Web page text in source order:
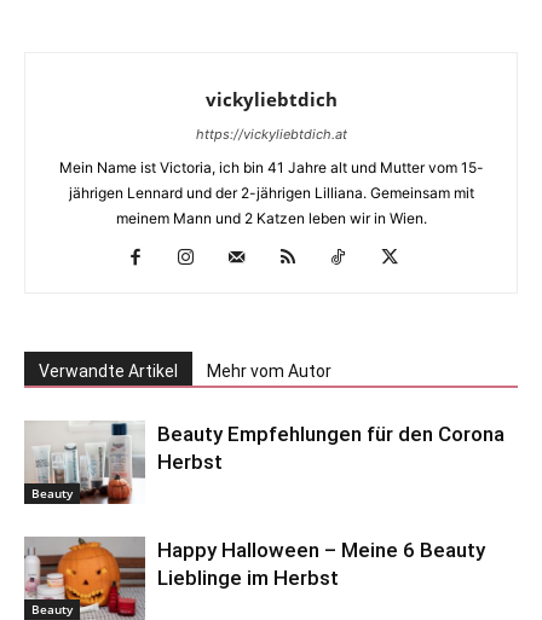
vickyliebtdich
https://vickyliebtdich.at
Mein Name ist Victoria, ich bin 41 Jahre alt und Mutter vom 15-
jährigen Lennard und der 2-jährigen Lilliana. Gemeinsam mit
meinem Mann und 2 Katzen leben wir in Wien.
Verwandte Artikel Mehr vom Autor
Beauty
Beauty Empfehlungen für den Corona
Herbst
Beauty
Happy Halloween – Meine 6 Beauty
Lieblinge im Herbst